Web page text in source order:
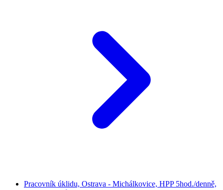
Pracovník úklidu, Ostrava - Michálkovice, HPP 5hod./denně,